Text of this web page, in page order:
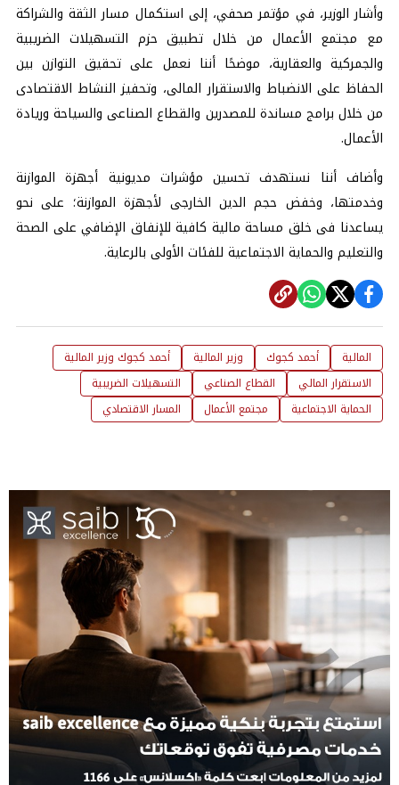
وأشار الوزير، في مؤتمر صحفي، إلى استكمال مسار الثقة والشراكة
مع مجتمع الأعمال من خلال تطبيق حزم التسهيلات الضريبية
والجمركية والعقارية، موضحًا أننا نعمل على تحقيق التوازن بين
الحفاظ على الانضباط والاستقرار المالى، وتحفيز النشاط الاقتصادى
من خلال برامج مساندة للمصدرين والقطاع الصناعى والسياحة وريادة
الأعمال.
وأضاف أننا نستهدف تحسين مؤشرات مديونية أجهزة الموازنة
وخدمتها، وخفض حجم الدين الخارجى لأجهزة الموازنة؛ على نحو
يساعدنا فى خلق مساحة مالية كافية للإنفاق الإضافي على الصحة
والتعليم والحماية الاجتماعية للفئات الأولى بالرعاية.
المالية أحمد كجوك وزير المالية
أحمد كجوك وزير المالية
الاستقرار المالي
القطاع الصناعي
التسهيلات الضريبية
الحماية الاجتماعية
مجتمع الأعمال المسار الاقتصادي